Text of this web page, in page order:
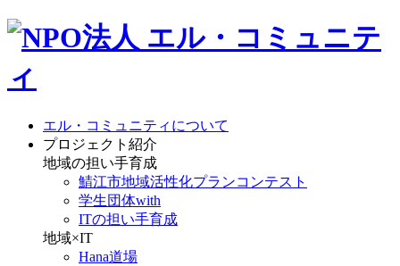
エル・コミュニティについて
プロジェクト紹介
地域の担い手育成
鯖江市地域活性化プランコンテスト
学生団体with
ITの担い手育成
地域×IT
Hana道場